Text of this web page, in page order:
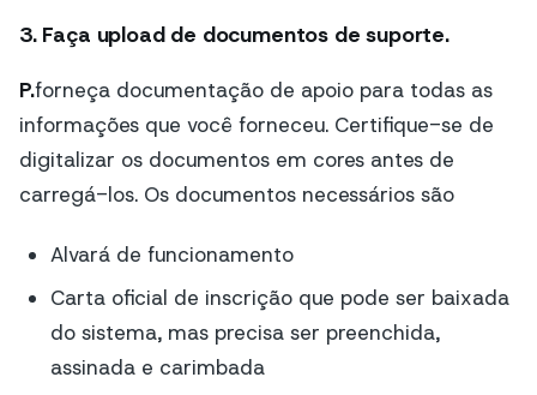
3. Faça upload de documentos de suporte.
P.forneça documentação de apoio para todas as
informações que você forneceu. Certifique-se de
digitalizar os documentos em cores antes de
carregá-los. Os documentos necessários são
Alvará de funcionamento
Carta oficial de inscrição que pode ser baixada
do sistema, mas precisa ser preenchida,
assinada e carimbada